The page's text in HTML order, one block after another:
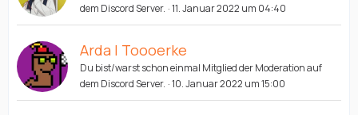
dem Discord Server. 11. Januar 2022 um 04:40
Arda | Toooerke
Du bist/warst schon einmal Mitglied der Moderation auf
dem Discord Server. 10. Januar 2022 um 15:00